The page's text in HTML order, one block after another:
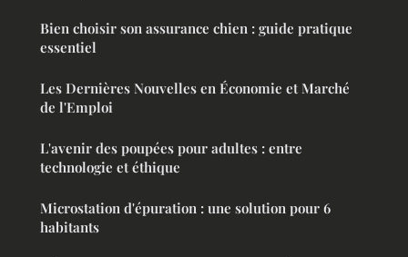
Bien choisir son assurance chien : guide pratique
essentiel
Les Dernières Nouvelles en Économie et Marché
de l'Emploi
L'avenir des poupées pour adultes : entre
technologie et éthique
Microstation d'épuration : une solution pour 6
habitants